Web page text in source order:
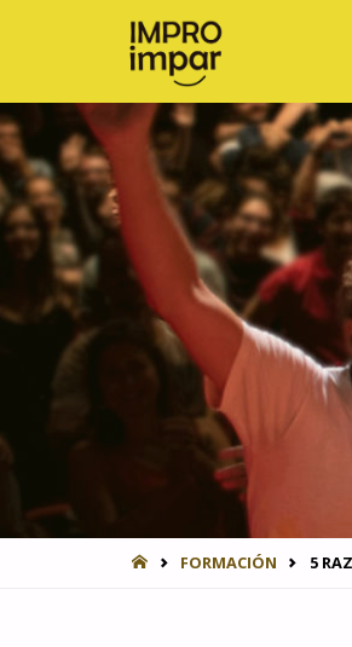
INICIOFORMACIÓN 5